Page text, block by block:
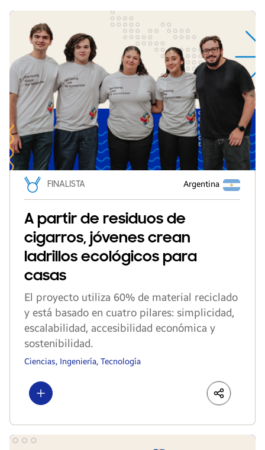
FINALISTA Argentina
A partir de residuos de
cigarros, jóvenes crean
ladrillos ecológicos para
casas
El proyecto utiliza 60% de material reciclado
y está basado en cuatro pilares: simplicidad,
escalabilidad, accesibilidad económica y
sostenibilidad.
Ciencias, Ingeniería, Tecnología
Show more LinkedIn
Share